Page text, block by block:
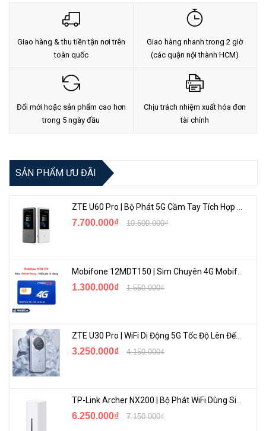
cầu sử dụng combo gọi và data Viettel.
Cú pháp đăng ký nhanh: 12V90B VH Gửi 9123(Cước phí
Chi tiết gói cước 12V90B Viettel
Cước phí: 1.080.000 đồng
0h ngày hôm sau.
Miễn phí cuộc gọi nội mạng <10 phút, 30 phút cuộc gọi ngoại
mạng hàng tháng
Thời gian sử dụng: 360 ngày, từ thời điểm đăng ký
Áp dụng cho thuê bao trả trước đăng ký từ 01/01/2023
<Hotline: 0828.011.011 - (028)7300.2021 - VoHoang.vn>
Giao hàng & thu tiền tận nơi trên
toàn quốc
Giao hàng nhanh trong 2 giờ
(các quận nội thành HCM)
Đổi mới hoặc sản phẩm cao hơn
trong 5 ngày đầu
Chịu trách nhiệm xuất hóa đơn
tài chính
SẢN PHẨM ƯU ĐÃI
ZTE U60 Pro | Bộ Phát 5G Cầm Tay Tích Hợp Công Nghệ WiFi 7, Pin 10000mAh
7.700.000₫ 10.500.000₫
1.300.000₫ 1.550.000₫
ZTE U30 Pro | WiFi Di Động 5G Tốc Độ Lên Đến 500Mbps, Màn Hình Cảm Ứng
3.250.000₫ 4.150.000₫
6.250.000₫ 7.150.000₫